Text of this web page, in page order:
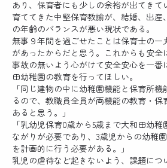
あり、保育者にも少しの余裕が出てきて
育ててきた中堅保育教諭が、結婚、出産
の年齢のバランスが悪い現状である。
無事９年間を過ごせたことは保育士の一
があったからだと思う。これからも安全
事故の無いよう心がけて安全安心を一番
田幼稚園の教育を行ってほしい。
「同じ建物の中に幼稚園機能と保育所
るので、教職員全員が両機能の教育・
あると思う。」
「乳幼児保育0歳から5歳まで大和田幼
ながりが必要であり、3歳児からの幼稚
を計画的に行う必要がある。」
乳児の虐待など起きないよう、課題につ